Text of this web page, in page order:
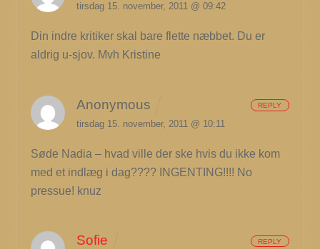
tirsdag 15. november, 2011 @ 09:42
Din indre kritiker skal bare flette næbbet. Du er
aldrig u-sjov. Mvh Kristine
Anonymous
tirsdag 15. november, 2011 @ 10:11
Søde Nadia – hvad ville der ske hvis du ikke kom
med et indlæg i dag???? INGENTING!!!! No
pressue! knuz
REPLY
Sofie REPLY